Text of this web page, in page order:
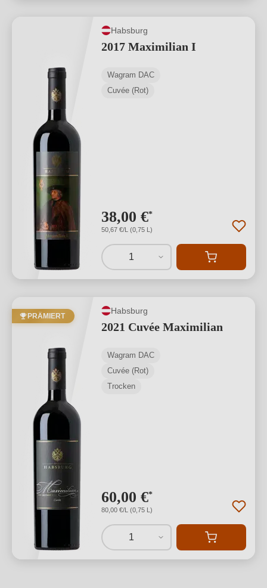
Habsburg
2017 Maximilian I
Wagram DAC
Cuvée (Rot)
38,00 €*
50,67 €/L (0,75 L)
1
PRÄMIERT
Habsburg
2021 Cuvée Maximilian
Wagram DAC
Cuvée (Rot)
Trocken
60,00 €*
80,00 €/L (0,75 L)
1